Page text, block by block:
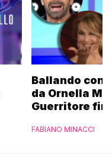
Ballando con
da Ornella
Guerritore
l’esclusiva di
FABIANO MINACCI